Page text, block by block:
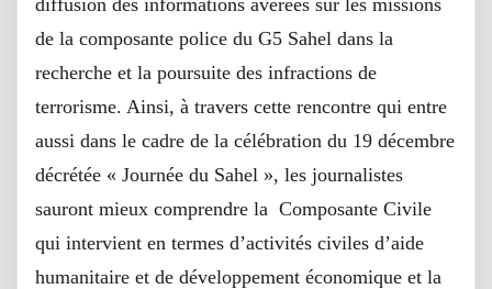
de la composante police du G5 Sahel dans la
recherche et la poursuite des infractions de
terrorisme. Ainsi, à travers cette rencontre qui entre
aussi dans le cadre de la célébration du 19 décembre
décrétée « Journée du Sahel », les journalistes
sauront mieux comprendre la Composante Civile
qui intervient en termes d’activités civiles d’aide
humanitaire et de développement économique et la